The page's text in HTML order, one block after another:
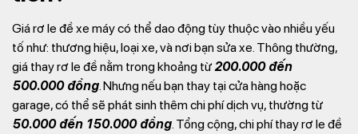
Giá rơ le đề xe máy có thể dao động tùy thuộc vào nhiều yếu
tố như: thương hiệu, loại xe, và nơi bạn sửa xe. Thông thường,
giá thay rơ le đề nằm trong khoảng từ200.000 đến
500.000 đồng. Nhưng nếu bạn thay tại cửa hàng hoặc
garage, có thể sẽ phát sinh thêm chi phí dịch vụ, thường từ
50.000 đến 150.000 đồng. Tổng cộng, chi phí thay rơ le đề